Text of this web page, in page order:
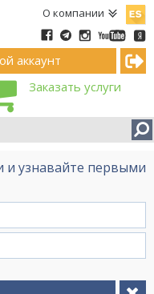
О компании
аккаунт
Заказать услуги
узнавайте первыми